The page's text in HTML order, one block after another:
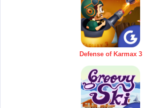
Defense of Karmax 3